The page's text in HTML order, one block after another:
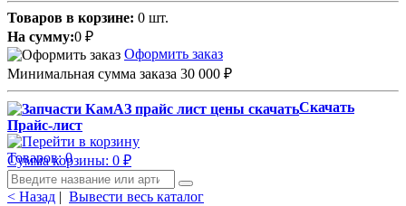
Товаров в корзине: 0 шт.
На сумму:0 ₽
Оформить заказ
Минимальная сумма заказа 30 000 ₽
Скачать
Прайс-лист
Товаров: 0
Сумма корзины: 0 ₽
< Назад | Вывести весь каталог